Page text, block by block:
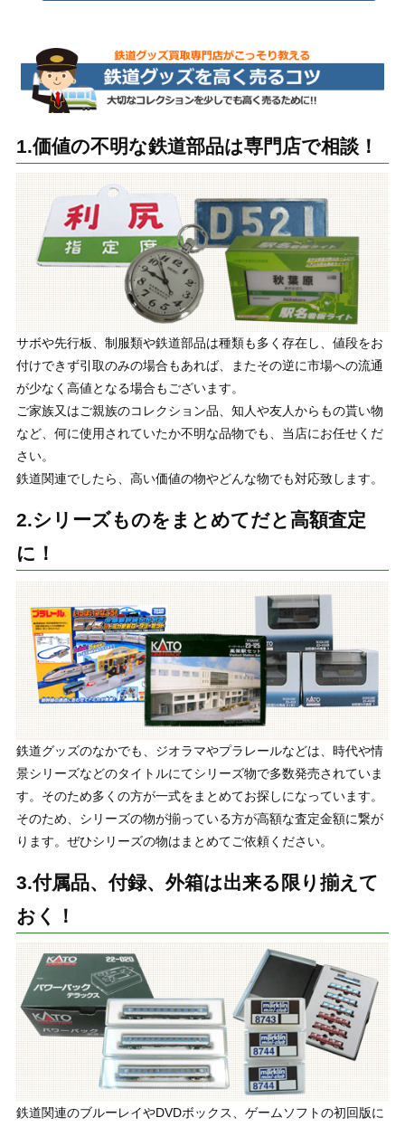
1.価値の不明な鉄道部品は専門店で相談！
サボや先行板、制服類や鉄道部品は種類も多く存在し、値段をお
付けできず引取のみの場合もあれば、またその逆に市場への流通
が少なく高値となる場合もございます。
ご家族又はご親族のコレクション品、知人や友人からもの貰い物
など、何に使用されていたか不明な品物でも、当店にお任せくだ
さい。
鉄道関連でしたら、高い価値の物やどんな物でも対応致します。
2.シリーズものをまとめてだと高額査定
に！
鉄道グッズのなかでも、ジオラマやプラレールなどは、時代や情
景シリーズなどのタイトルにてシリーズ物で多数発売されていま
す。そのため多くの方が一式をまとめてお探しになっています。
そのため、シリーズの物が揃っている方が高額な査定金額に繋が
ります。ぜひシリーズの物はまとめてご依頼ください。
3.付属品、付録、外箱は出来る限り揃えて
おく！
鉄道関連のブルーレイやDVDボックス、ゲームソフトの初回版に